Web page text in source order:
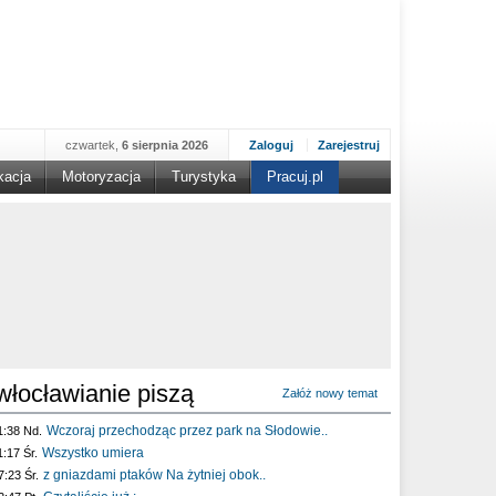
Zaloguj Zarejestruj
czwartek, 6 sierpnia 2026
Motoryzacja Turystyka Pracuj.pl
piszą Załóż nowy temat
Nd. Wczoraj przechodząc przez park na Słodowie..
Śr. Wszystko umiera
Śr. z gniazdami ptaków Na żytniej obok..